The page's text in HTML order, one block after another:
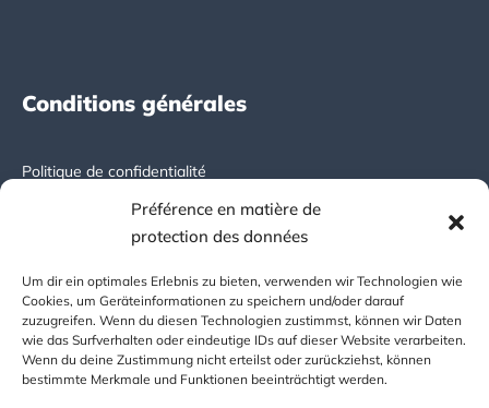
Préférence en matière de
protection des données
Um dir ein optimales Erlebnis zu bieten, verwenden wir Technologien wie
Cookies, um Geräteinformationen zu speichern und/oder darauf
zuzugreifen. Wenn du diesen Technologien zustimmst, können wir Daten
wie das Surfverhalten oder eindeutige IDs auf dieser Website verarbeiten.
Wenn du deine Zustimmung nicht erteilst oder zurückziehst, können
bestimmte Merkmale und Funktionen beeinträchtigt werden.
Conditions générales
Politique de confidentialité
Mentions légales
DICTATOR international
fr.dictator.de